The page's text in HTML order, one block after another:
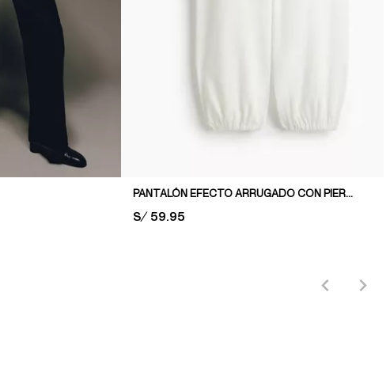
PANTALÓN EFECTO ARRUGADO CON PIERNAS GLOBO
PRICE:
S/ 59.95